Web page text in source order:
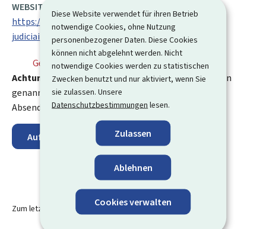
Diese Website verwendet für ihren Betrieb
notwendige Cookies, ohne Nutzung
personenbezogener Daten. Diese Cookies
können nicht abgelehnt werden. Nicht
notwendige Cookies werden zu statistischen
Zwecken benutzt und nur aktiviert, wenn Sie
sie zulassen. Unsere
Datenschutzbestimmungen lesen.
Zulassen
Ablehnen
Cookies verwalten
WEBSITE:
https://justice.public.lu/fr/affaires-penales/casier-
judiciaire.html
Geschlossen⋅ Öffnet morgen um 9:00 Uhr
Achtung: Post, die an eine andere Adresse als die oben
genannte Postanschrift gesendet wird, wird an den
Absender zurückgeschickt.
Auf der Karte anzeigen
Zum letzten Mal aktualisiert am07.11.2024